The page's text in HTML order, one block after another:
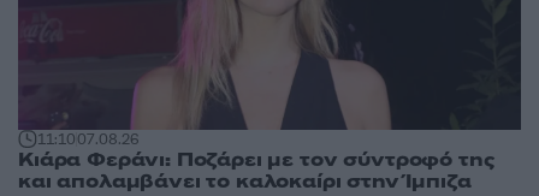
11:1007.08.26
Κιάρα Φεράνι: Ποζάρει με τον σύντροφό της
και απολαμβάνει το καλοκαίρι στην Ίμπιζα